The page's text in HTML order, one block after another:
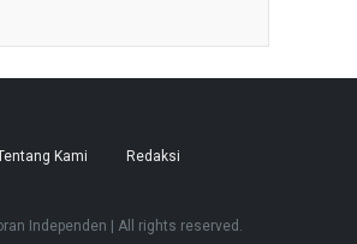
Kami Redaksi
Independen | All rights reserved.